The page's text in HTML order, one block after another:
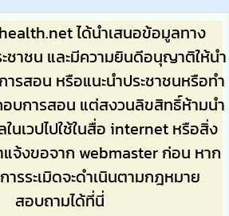
ได้นำเสนอข้อมูลทาง
ชาชน และมีความยินดีอนุญาติให้นำ
รสอน หรือแนะนำประชาชนหรือทำ
บการสอน แต่สงวนลิขสิทธิ์ห้ามนำ
นเวปไปใช้ในสื่อ internet หรือสิ่ง
งขอจาก webmaster ก่อน หาก
รระเมิดจะดำเนินตามกฎหมาย
สอบถามได้ที่นี่